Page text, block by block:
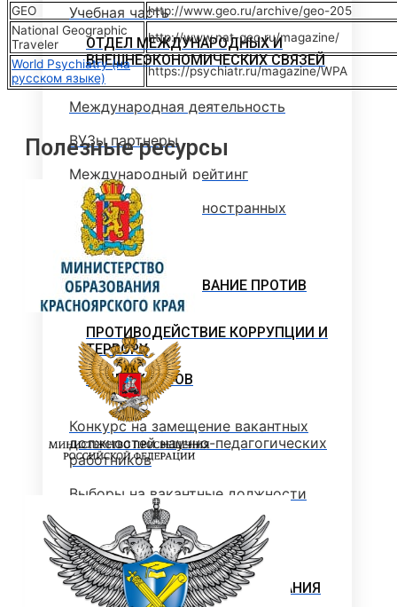
Учебная часть
ОТДЕЛ МЕЖДУНАРОДНЫХ И
ВНЕШНЕЭКОНОМИЧЕСКИХ СВЯЗЕЙ
Международная деятельность
ВУЗы партнеры
Международный рейтинг
Информация для иностранных
студентов
ПАРТНЕРЫ
НАУКА И ОБРАЗОВАНИЕ ПРОТИВ
ТЕРРОРА
ПРОТИВОДЕЙСТВИЕ КОРРУПЦИИ И
ТЕРРОРУ
ОТДЕЛ КАДРОВ
Конкурс на замещение вакантных
должностей научно-педагогических
работников
Выборы на вакантные должности
Вакансии
ОБЩИЙ ОТДЕЛ
ОЦЕНКА КАЧЕСТВА ОБРАЗОВАНИЯ
GEO
http://www.geo.ru/archive/geo-205
National Geographic
Traveler
http://www.nat-geo.ru/magazine/
World Psychiatry (на
русском языке)
https://psychiatr.ru/magazine/WPA
Полезные ресурсы